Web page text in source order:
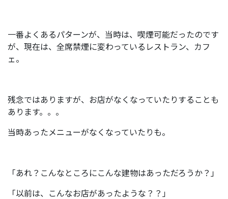
一番よくあるパターンが、当時は、喫煙可能だったのです
が、現在は、全席禁煙に変わっているレストラン、カフ
ェ。
残念ではありますが、お店がなくなっていたりすることも
あります。。。
当時あったメニューがなくなっていたりも。
「あれ？こんなところにこんな建物はあっただろうか？」
「以前は、こんなお店があったような？？」